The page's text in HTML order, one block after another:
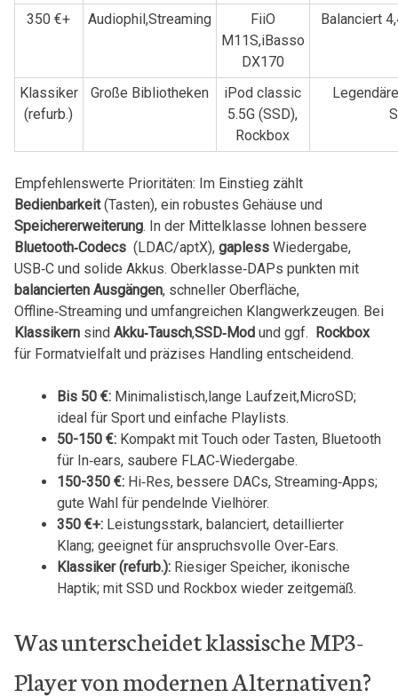
350 €+ Audiophil,Streaming
FiiO
M11S,iBasso
⁣DX170
Balanciert
Klassiker
(refurb.)
Große Bibliotheken
iPod classic
5.5G⁤ (SSD),
⁣Rockbox
Empfehlenswerte‍ Prioritäten: Im ⁢Einstieg zählt
Bedienbarkeit(Tasten), ein robustes Gehäuse und
Speichererweiterung. In der Mittelklasse lohnen bessere
Bluetooth‑Codecs⁤ (LDAC/aptX), gaplessWiedergabe,
USB‑C ⁢und solide Akkus.‍ Oberklasse‑DAPs punkten mit
balancierten Ausgängen, schneller Oberfläche,
Offline‑Streaming und umfangreichen Klangwerkzeugen. Bei
Klassikernsind Akku‑Tausch,SSD‑Modund ggf. ‍ Rockbox⁤
für Formatvielfalt und präzises Handling entscheidend.
Bis 50 €:Minimalistisch,lange Laufzeit,MicroSD;
ideal⁢ für Sport und einfache Playlists.
50-150 €:Kompakt mit Touch oder Tasten, Bluetooth
für In‑ears, saubere FLAC‑Wiedergabe.
150-350 €:Hi‑Res, ‌bessere DACs, Streaming‑Apps;
gute Wahl für pendelnde Vielhörer.
350 €+:Leistungsstark, balanciert, detaillierter
‍Klang; geeignet für anspruchsvolle Over‑Ears.
Klassiker (refurb.):Riesiger Speicher, ikonische
Haptik; mit SSD und Rockbox wieder zeitgemäß.
Was⁢ unterscheidet klassische MP3-
Player von modernen Alternativen?